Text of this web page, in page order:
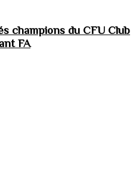
champions du CFU Club
FA